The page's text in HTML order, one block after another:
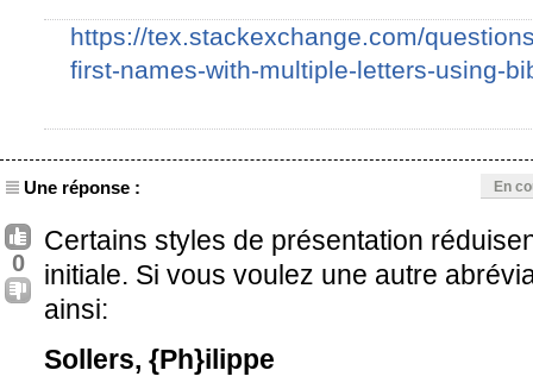
https://tex.stackexchange.com/
first-names-with-multiple-letters-using-
Une réponse : En
0
Certains styles de présentation
initiale. Si vous voulez une autre
ainsi:
Sollers, {Ph}ilippe